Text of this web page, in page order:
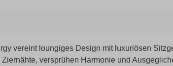
vereint loungiges Design mit luxuriösen
versprühen Harmonie und